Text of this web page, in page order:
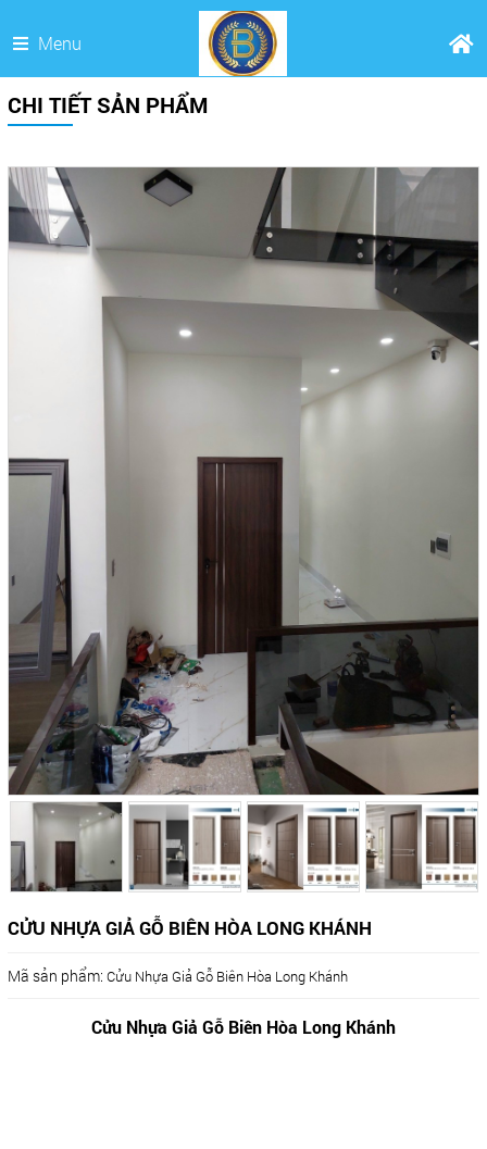
Menu
CHI TIẾT SẢN PHẨM
CỬU NHỰA GIẢ GỖ BIÊN HÒA LONG KHÁNH
Mã sản phẩm: Cửu Nhựa Giả Gỗ Biên Hòa Long Khánh
Cửu Nhựa Giả Gỗ Biên Hòa Long Khánh